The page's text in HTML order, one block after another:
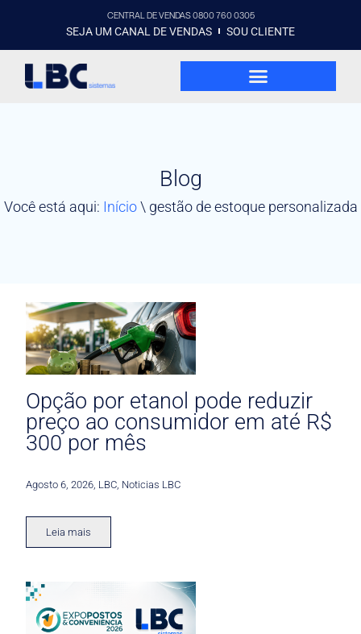
CENTRAL DE VENDAS 0800 760 0305
SEJA UM CANAL DE VENDAS SOU CLIENTE
Blog
Você está aqui: Início\ gestão de estoque personalizada
Opção por etanol pode reduzir
preço ao consumidor em até R$
300 por mês
Agosto 6, 2026 LBC Noticias LBC
Leia mais